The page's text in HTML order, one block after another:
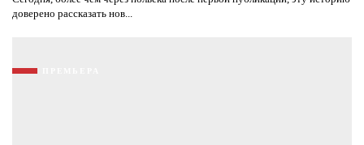
доверено рассказать нов...